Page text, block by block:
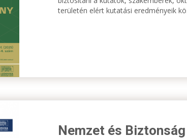
Nemzet és
területén elért kutatási eredményeik